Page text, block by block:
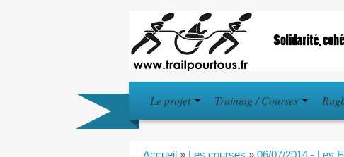
Le projet Training / Courses
Accueil » Les courses » 06/07/2014 - Les